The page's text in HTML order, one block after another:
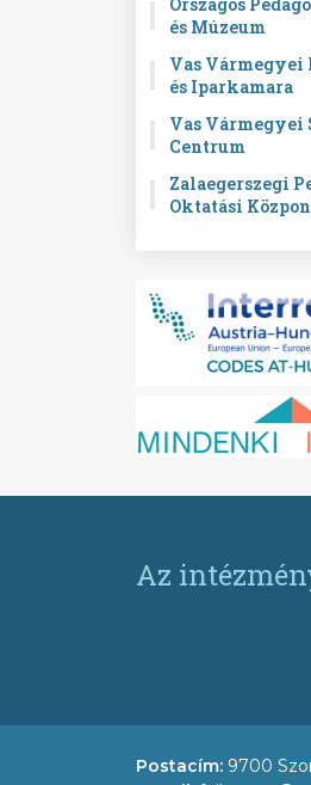
és Múzeum
Vas Vármegyei
és Iparkamara
Vas Vármegyei
Centrum
Zalaegerszegi
Oktatási
Az
Postacím: 9700